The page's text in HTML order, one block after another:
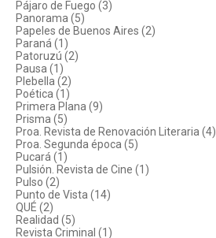
Pájaro de Fuego (3)
Panorama (5)
Papeles de Buenos Aires (2)
Paraná (1)
Patoruzú (2)
Pausa (1)
Plebella (2)
Poética (1)
Primera Plana (9)
Prisma (5)
Proa. Revista de Renovación Literaria (4)
Proa. Segunda época (5)
Pucará (1)
Pulsión. Revista de Cine (1)
Pulso (2)
Punto de Vista (14)
QUÉ (2)
Realidad (5)
Revista Criminal (1)